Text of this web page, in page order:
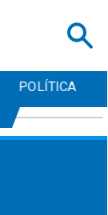
POLÍTICA